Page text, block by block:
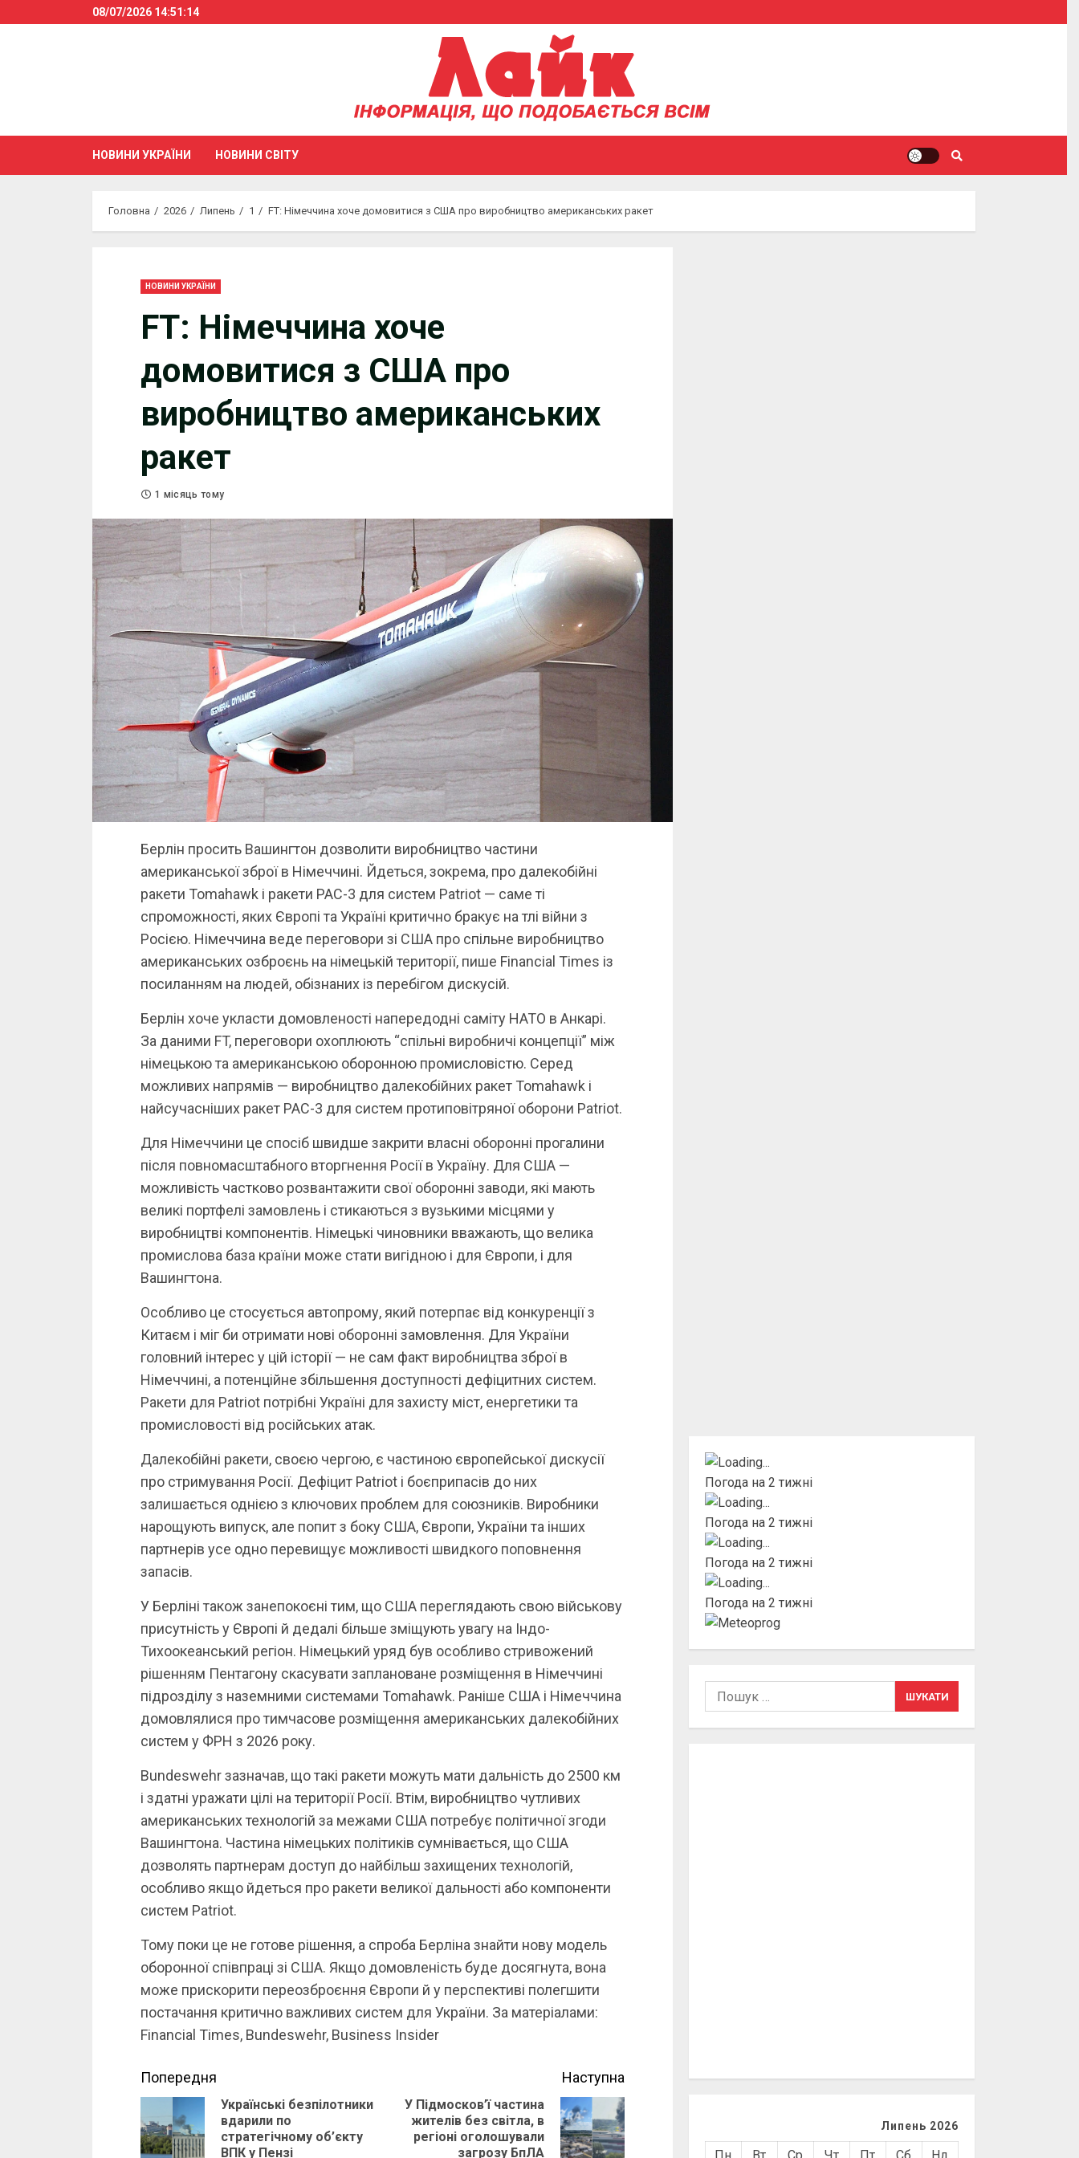
to
08/07/2026 14:51:15
НОВИНИ УКРАЇНИ НОВИНИ СВІТУ
Головна 2026 Липень 1 FT: Німеччина хоче домовитися з США про виробництво американських ракет
НОВИНИ УКРАЇНИ
FT: Німеччина хоче
домовитися з США про
виробництво американських
ракет
1 місяць тому
Берлін просить Вашингтон дозволити виробництво частини
американської зброї в Німеччині. Йдеться, зокрема, про далекобійні
ракети Tomahawk і ракети PAC-3 для систем Patriot — саме ті
спроможності, яких Європі та Україні критично бракує на тлі війни з
Росією. Німеччина веде переговори зі США про спільне виробництво
американських озброєнь на німецькій території, пише Financial Times із
посиланням на людей, обізнаних із перебігом дискусій.
Берлін хоче укласти домовленості напередодні саміту НАТО в Анкарі.
За даними FT, переговори охоплюють “спільні виробничі концепції” між
німецькою та американською оборонною промисловістю. Серед
можливих напрямів — виробництво далекобійних ракет Tomahawk і
найсучасніших ракет PAC-3 для систем протиповітряної оборони Patriot.
Для Німеччини це спосіб швидше закрити власні оборонні прогалини
після повномасштабного вторгнення Росії в Україну. Для США —
можливість частково розвантажити свої оборонні заводи, які мають
великі портфелі замовлень і стикаються з вузькими місцями у
виробництві компонентів. Німецькі чиновники вважають, що велика
промислова база країни може стати вигідною і для Європи, і для
Вашингтона.
Особливо це стосується автопрому, який потерпає від конкуренції з
Китаєм і міг би отримати нові оборонні замовлення. Для України
головний інтерес у цій історії — не сам факт виробництва зброї в
Німеччині, а потенційне збільшення доступності дефіцитних систем.
Ракети для Patriot потрібні Україні для захисту міст, енергетики та
промисловості від російських атак.
Далекобійні ракети, своєю чергою, є частиною європейської дискусії
про стримування Росії. Дефіцит Patriot і боєприпасів до них
залишається однією з ключових проблем для союзників. Виробники
нарощують випуск, але попит з боку США, Європи, України та інших
партнерів усе одно перевищує можливості швидкого поповнення
запасів.
У Берліні також занепокоєні тим, що США переглядають свою військову
присутність у Європі й дедалі більше зміщують увагу на Індо-
Тихоокеанський регіон. Німецький уряд був особливо стривожений
рішенням Пентагону скасувати заплановане розміщення в Німеччині
підрозділу з наземними системами Tomahawk. Раніше США і Німеччина
домовлялися про тимчасове розміщення американських далекобійних
систем у ФРН з 2026 року.
Bundeswehr зазначав, що такі ракети можуть мати дальність до 2500 км
і здатні уражати цілі на території Росії. Втім, виробництво чутливих
американських технологій за межами США потребує політичної згоди
Вашингтона. Частина німецьких політиків сумнівається, що США
дозволять партнерам доступ до найбільш захищених технологій,
особливо якщо йдеться про ракети великої дальності або компоненти
систем Patriot.
Тому поки це не готове рішення, а спроба Берліна знайти нову модель
оборонної співпраці зі США. Якщо домовленість буде досягнута, вона
може прискорити переозброєння Європи й у перспективі полегшити
постачання критично важливих систем для України. За матеріалами:
Financial Times, Bundeswehr, Business Insider
Continue
Reading
Попередня
Previous
post:
Українські безпілотники
вдарили по
стратегічному об’єкту
ВПК у Пензі
Наступна
Next
post:
У Підмосков’ї частина
жителів без світла, в
регіоні оголошували
загрозу БпЛА
Погода на 2 тижні
Погода на 2 тижні
Погода на 2 тижні
Погода на 2 тижні
Пошук:
Липень 2026